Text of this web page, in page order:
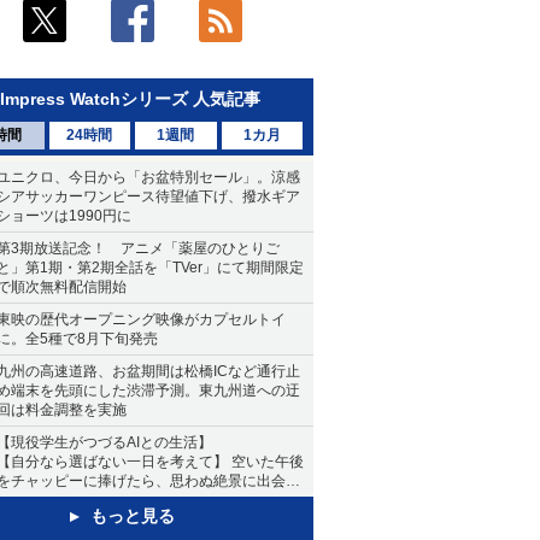
Impress Watchシリーズ 人気記事
間 24時間 1週間 1カ月
ニクロ、今日から「お盆特別セール」。涼感
アサッカーワンピース待望値下げ、撥水ギア
ョーツは1990円に
3期放送記念！ アニメ「薬屋のひとりご
」第1期・第2期全話を「TVer」にて期間限定
順次無料配信開始
映の歴代オープニング映像がカプセルトイ
。全5種で8月下旬発売
州の高速道路、お盆期間は松橋ICなど通行止
端末を先頭にした渋滞予測。東九州道への迂
は料金調整を実施
現役学生がつづるAIとの生活】
自分なら選ばない一日を考えて】 空いた午後
チャッピーに捧げたら、思わぬ絶景に出会っ
話
もっと見る